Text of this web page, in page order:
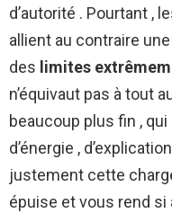
d’autorité . Pourtant ,
allient au contraire
des limites
n’équivaut pas à tout
beaucoup plus fin ,
d’énergie ,
justement cette
épuise et vous rend si